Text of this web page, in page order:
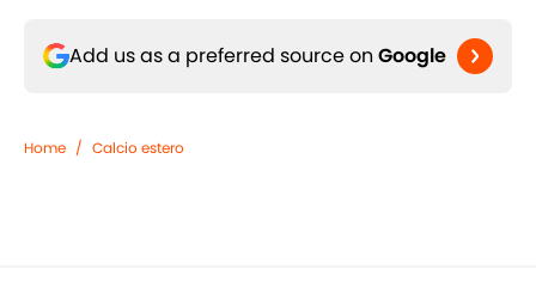
Add us as a preferred source on Google
Home / Calcio estero